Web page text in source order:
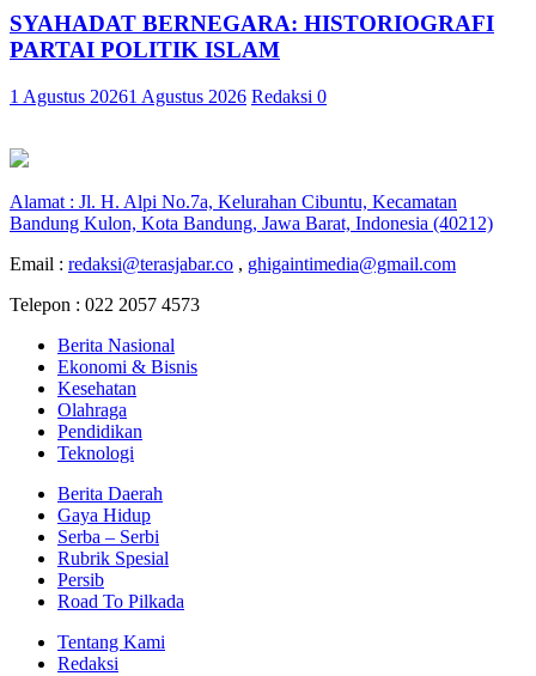
SYAHADAT BERNEGARA: HISTORIOGRAFI
PARTAI POLITIK ISLAM
1 Agustus 20261 Agustus 2026 Redaksi 0
Alamat : Jl. H. Alpi No.7a, Kelurahan Cibuntu, Kecamatan
Bandung Kulon, Kota Bandung, Jawa Barat, Indonesia (40212)
Email : redaksi@terasjabar.co , ghigaintimedia@gmail.com
Telepon : 022 2057 4573
Berita Nasional
Ekonomi & Bisnis
Kesehatan
Olahraga
Pendidikan
Teknologi
Berita Daerah
Gaya Hidup
Serba – Serbi
Rubrik Spesial
Persib
Road To Pilkada
Tentang Kami
Redaksi